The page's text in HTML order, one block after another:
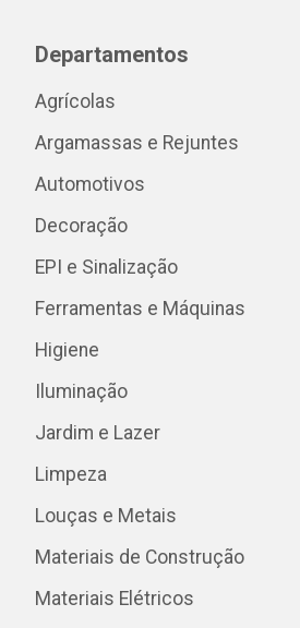
Departamentos
Agrícolas
Argamassas e Rejuntes
Automotivos
Decoração
EPI e Sinalização
Ferramentas e Máquinas
Higiene
Iluminação
Jardim e Lazer
Limpeza
Louças e Metais
Materiais de Construção
Materiais Elétricos